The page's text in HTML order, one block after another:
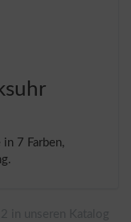
7 Farben,